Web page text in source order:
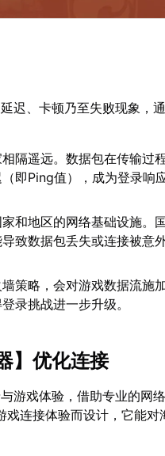
迟、卡顿乃至失败现象，
隔遥远。数据包在传输过
即Ping值），成为登录响
和地区的网络基础设施。
致数据包丢失或连接被意
策略，会对游戏数据流施
录挑战进一步升级。
】优化连接
游戏体验，借助专业的网
戏连接体验而设计，它能对